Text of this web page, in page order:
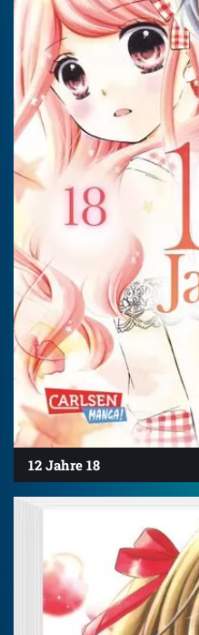
12 Jahre 18